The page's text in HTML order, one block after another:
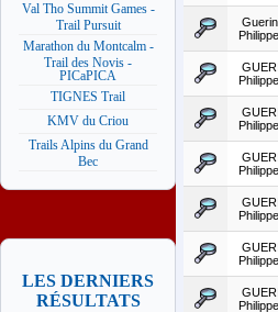
Val Tho Summit Games -
Trail Pursuit
Marathon du Montcalm -
Trail des Novis -
PICaPICA
TIGNES Trail
KMV du Criou
Trails Alpins du Grand
Bec
LES DERNIERS
RÉSULTATS
Guerin
Philippe
Philippe
Philippe
Philippe
Philippe
Philippe
Philippe